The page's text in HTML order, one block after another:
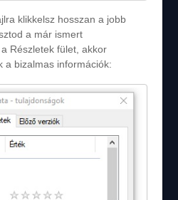
klikkelsz hosszan a jobb
a már ismert
Részletek fület, akkor
a bizalmas információk: